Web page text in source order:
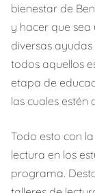
bienestar de
y hacer que
diversas
todos aquellos
etapa de
las cuales
Todo esto con
lectura en los
programa.